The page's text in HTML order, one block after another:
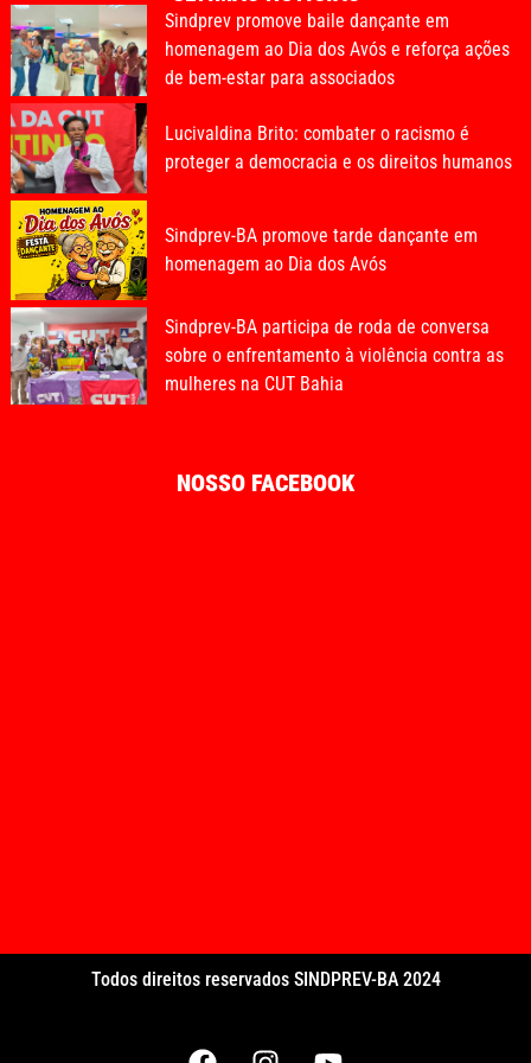
Sindprev promove baile dançante em
homenagem ao Dia dos Avós e reforça ações
de bem-estar para associados
Lucivaldina Brito: combater o racismo é
proteger a democracia e os direitos humanos
Sindprev-BA promove tarde dançante em
homenagem ao Dia dos Avós
Sindprev-BA participa de roda de conversa
sobre o enfrentamento à violência contra as
mulheres na CUT Bahia
NOSSO FACEBOOK
Todos direitos reservados SINDPREV-BA 2024